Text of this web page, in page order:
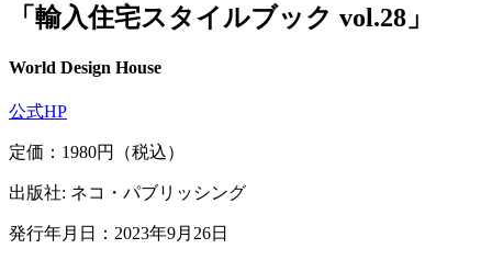
「輸入住宅スタイルブック vol.28」
World Design House
公式HP
定価：1980円（税込）
出版社: ネコ・パブリッシング
発行年月日：2023年9月26日